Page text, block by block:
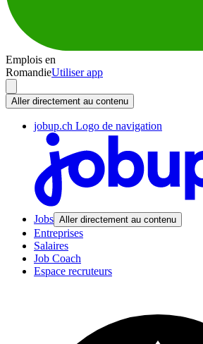
Emplois en
RomandieUtiliser app
Aller directement au contenu
jobup.ch Logo de navigation
Jobs Aller directement au contenu
Entreprises
Salaires
Job Coach
Espace recruteurs